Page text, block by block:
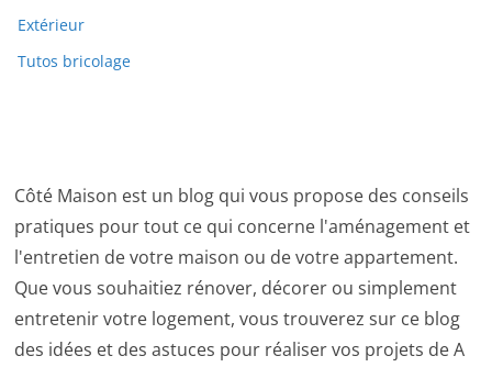
Extérieur
Tutos bricolage
Côté Maison est un blog qui vous propose des conseils
pratiques pour tout ce qui concerne l'aménagement et
l'entretien de votre maison ou de votre appartement.
Que vous souhaitiez rénover, décorer ou simplement
entretenir votre logement, vous trouverez sur ce blog
des idées et des astuces pour réaliser vos projets de A